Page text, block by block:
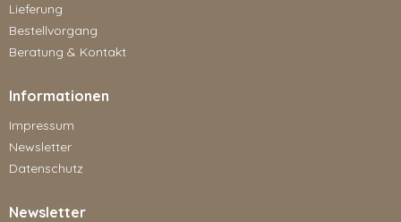
Lieferung
Bestellvorgang
Beratung & Kontakt
Informationen
Impressum
Newsletter
Datenschutz
Newsletter